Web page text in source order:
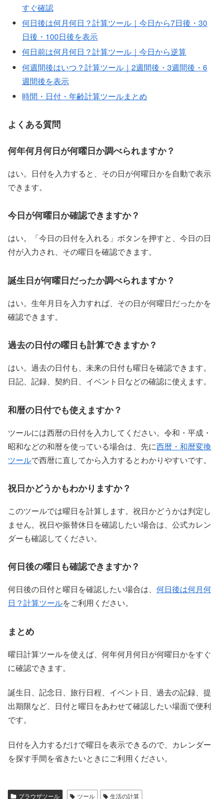
すぐ確認
何日後は何月何日？計算ツール｜今日から7日後・30
日後・100日後を表示
何日前は何月何日？計算ツール｜今日から逆算
何週間後はいつ？計算ツール｜2週間後・3週間後・6
週間後を表示
時間・日付・年齢計算ツールまとめ
よくある質問
何年何月何日が何曜日か調べられますか？
はい。日付を入力すると、その日が何曜日かを自動で表示
できます。
今日が何曜日か確認できますか？
はい。「今日の日付を入れる」ボタンを押すと、今日の日
付が入力され、その曜日を確認できます。
誕生日が何曜日だったか調べられますか？
はい。生年月日を入力すれば、その日が何曜日だったかを
確認できます。
過去の日付の曜日も計算できますか？
はい。過去の日付も、未来の日付も曜日を確認できます。
日記、記録、契約日、イベント日などの確認に使えます。
和暦の日付でも使えますか？
ツールには西暦の日付を入力してください。令和・平成・
昭和などの和暦を使っている場合は、先に西暦・和暦変換
ツールで西暦に直してから入力するとわかりやすいです。
祝日かどうかもわかりますか？
このツールでは曜日を計算します。祝日かどうかは判定し
ません。祝日や振替休日を確認したい場合は、公式カレン
ダーも確認してください。
何日後の曜日も確認できますか？
何日後の日付と曜日を確認したい場合は、 何日後は何月何
日？計算ツールをご利用ください。
まとめ
曜日計算ツールを使えば、何年何月何日が何曜日かをすぐ
に確認できます。
誕生日、記念日、旅行日程、イベント日、過去の記録、提
出期限など、日付と曜日をあわせて確認したい場面で便利
です。
日付を入力するだけで曜日を表示できるので、カレンダー
を探す手間を省きたいときにご利用ください。
ブラウザツール ツール 生活の計算